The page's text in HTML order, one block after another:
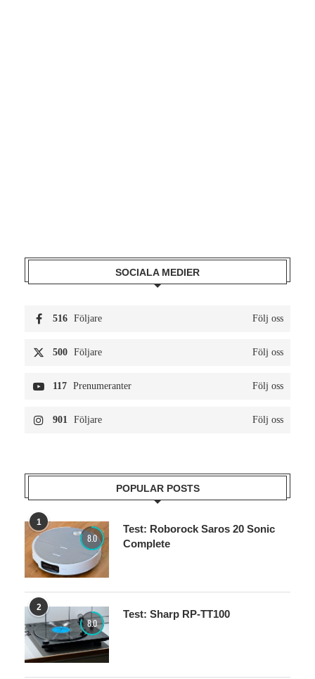
SOCIALA MEDIER
516 Följare Följ oss
500 Följare Följ oss
117 Prenumeranter Följ oss
901 Följare Följ oss
POPULAR POSTS
1
8.0
Test: Roborock Saros 20 Sonic
Complete
2
8.0
Test: Sharp RP-TT100